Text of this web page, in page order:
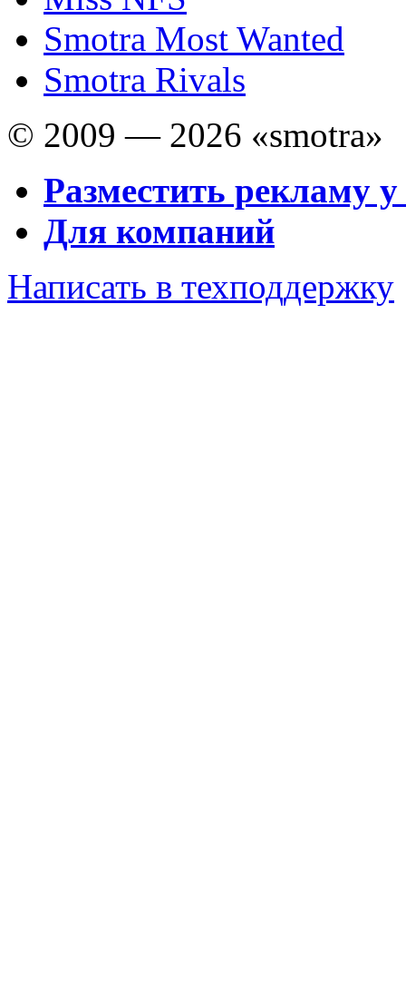
Smotra Most Wanted
Smotra Rivals
© 2009 — 2026 «smotra»
Разместить рекламу у
Для компаний
Написать в техподдержку